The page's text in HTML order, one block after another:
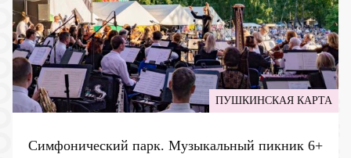
ПУШКИНСКАЯ КАРТА
Симфонический парк. Музыкальный пикник 6+